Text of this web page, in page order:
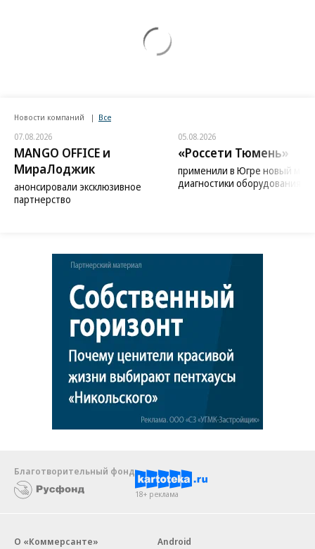
Новости компаний Все
07.08.2026
MANGO OFFICE и
МираЛоджик
анонсировали эксклюзивное
партнерство
05.08.2026
«Россети Тюмень»
применили в Югре новый
диагностики оборудования
Благотворительный фонд
18+ реклама
О «Коммерсанте»
Android